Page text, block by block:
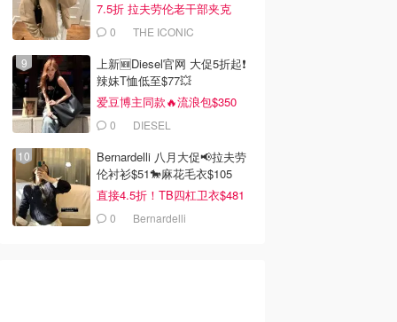
COURTNEY
短袖
$159.00
Ralph Lauren 刺绣针织
T恤 棉莫代尔
7.5折 拉夫劳伦老干部夹克
$4190 THE ICONIC
上新🆕Diesel官网 大促5折起❗️
辣妹T恤低至$77💥
爱豆博主同款🔥流浪包$350
0 DIESEL
Bernardelli 八月大促📢拉夫劳
伦衬衫$51🐎麻花毛衣$105
直接4.5折！TB四杠卫衣$481
0 Bernardelli